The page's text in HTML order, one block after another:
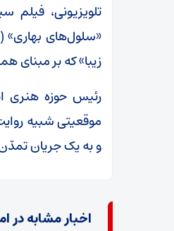
تلویزیونی، فیلم
«سلول‌های بهاری»
زیبا» که بر مبنای
رئیس حوزه هنری
موقعیتی شبیه
و به یک جریان
اخبار مشابه در